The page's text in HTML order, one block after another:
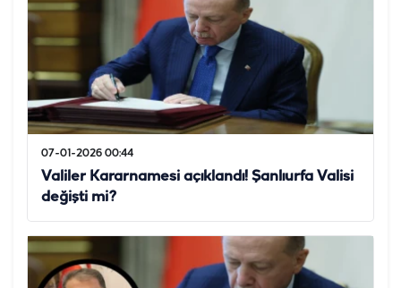
07-01-2026 00:44
Valiler Kararnamesi açıklandı! Şanlıurfa Valisi
değişti mi?